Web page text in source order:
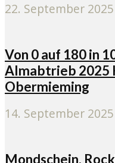
22. September 2025
Von 0 auf 180 in
Almabtrieb 2025
Obermieming
14. September 2025
Mondschein,